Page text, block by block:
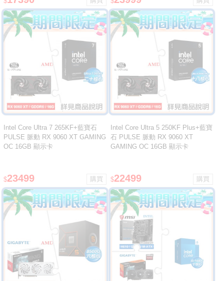
Intel Core Ultra 7 265KF+藍寶石
PULSE 脈動 RX 9060 XT GAMING
OC 16GB 顯示卡
$23499
Intel Core Ultra 5 250KF Plus+藍寶
石 PULSE 脈動 RX 9060 XT
GAMING OC 16GB 顯示卡
$22499